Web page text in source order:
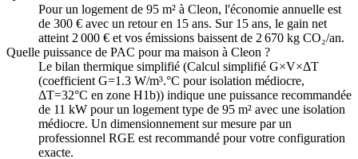
Pour un logement de 95 m² à Cleon, l'économie annuelle est
de 300 € avec un retour en 15 ans. Sur 15 ans, le gain net
atteint 2 000 € et vos émissions baissent de 2 670 kg CO₂/an.
Quelle puissance de PAC pour ma maison à Cleon ?
Le bilan thermique simplifié (Calcul simplifié G×V×ΔT
(coefficient G=1.3 W/m³.°C pour isolation médiocre,
ΔT=32°C en zone H1b)) indique une puissance recommandée
de 11 kW pour un logement type de 95 m² avec une isolation
médiocre. Un dimensionnement sur mesure par un
professionnel RGE est recommandé pour votre configuration
exacte.